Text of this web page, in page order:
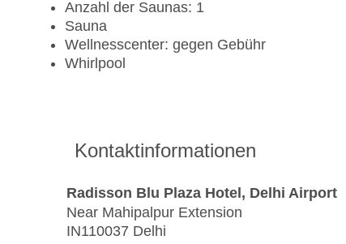
Anzahl der Saunas: 1
Sauna
Wellnesscenter: gegen Gebühr
Whirlpool
Kontaktinformationen
Radisson Blu Plaza Hotel, Delhi Airport
Near Mahipalpur Extension
IN110037 Delhi